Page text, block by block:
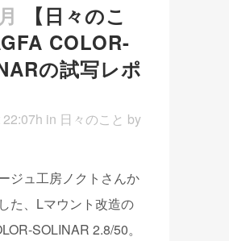
【日々のこ
COLOR-
の試写レポ
in 日々のこと by
ジュ工房ノクトさんか
た、Lマウント改造の
SOLINAR 2.8/50。